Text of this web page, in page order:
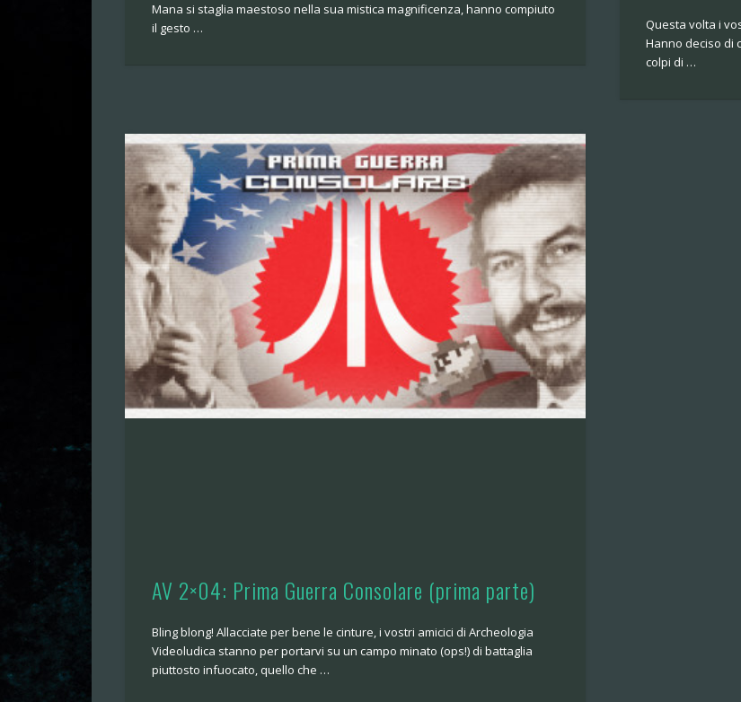
Mana si staglia maestoso nella sua mistica magnificenza, hanno compiuto
il gesto …
Questa volta i
Hanno deciso di
colpi di …
AV 2×04: Prima Guerra Consolare (prima parte)
Bling blong! Allacciate per bene le cinture, i vostri amicici di Archeologia
Videoludica stanno per portarvi su un campo minato (ops!) di battaglia
piuttosto infuocato, quello che …